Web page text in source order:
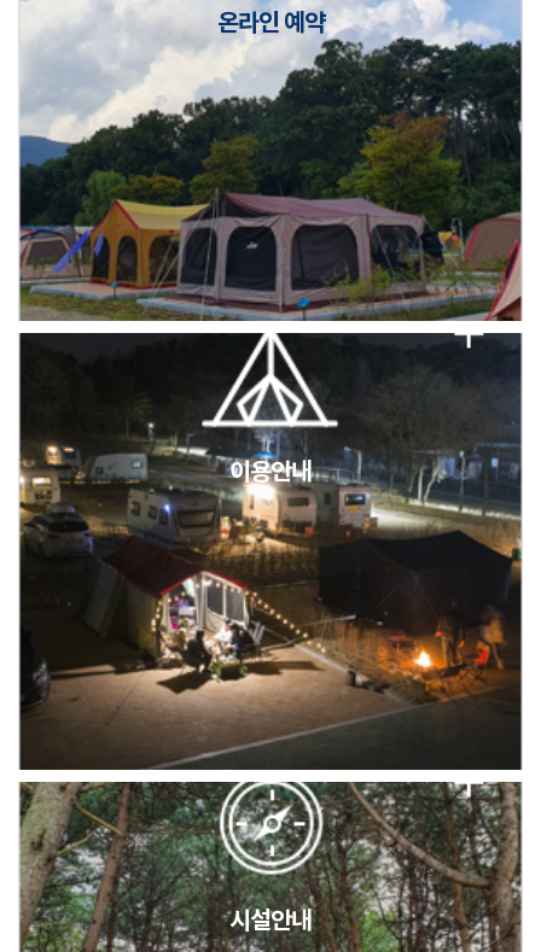
2026년 5월 캠핑장 안점 점검의 날 변경 안내
캠핑장(9월1일~6일) 미운영 공지
2026년 5월 캠핑장 안점 점검의 날 변경 안내
캠핑장(9월1일~6일) 미운영 공지
2026년 5월 캠핑장 안점 점검의 날 변경 안내
캠핑장(9월1일~6일) 미운영 공지
[6/1]전산시스템 점검 및 안정화에 따른 서비스 이용 제한 안내
온라인 예약
이용안내
시설안내